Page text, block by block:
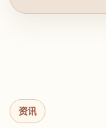
资讯